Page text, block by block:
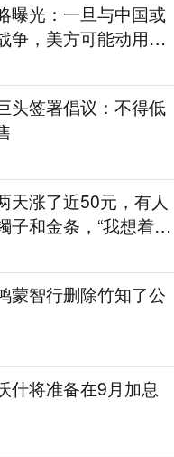
曝光：一旦与中国或
争，美方可能动用战
头签署倡议：不得低
天涨了近50元，有人
子和金条，“我想着买
小批量进一些货”
蒙智行删除竹知了公
什将准备在9月加息